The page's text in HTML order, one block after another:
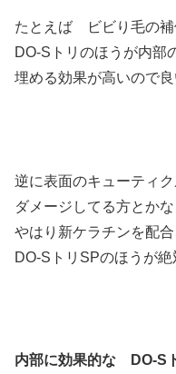
たとえば ビビり毛の補
DO-Sトリのほうが内部
埋める効果が高いので良
逆に表面のキューティ
ダメージしてる方とかな
やはり新ケラチンを配合
DO-SトリSPのほうが絶
内部に効果的な DO-S